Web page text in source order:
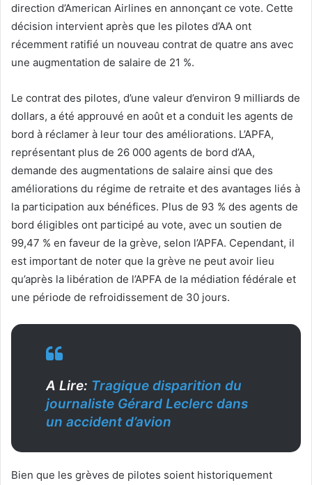
direction d’American Airlines en annonçant ce vote. Cette
décision intervient après que les pilotes d’AA ont
récemment ratifié un nouveau contrat de quatre ans avec
une augmentation de salaire de 21 %.
Le contrat des pilotes, d’une valeur d’environ 9 milliards de
dollars, a été approuvé en août et a conduit les agents de
bord à réclamer à leur tour des améliorations. L’APFA,
représentant plus de 26 000 agents de bord d’AA,
demande des augmentations de salaire ainsi que des
améliorations du régime de retraite et des avantages liés à
la participation aux bénéfices. Plus de 93 % des agents de
bord éligibles ont participé au vote, avec un soutien de
99,47 % en faveur de la grève, selon l’APFA. Cependant, il
est important de noter que la grève ne peut avoir lieu
qu’après la libération de l’APFA de la médiation fédérale et
une période de refroidissement de 30 jours.
A Lire: Tragique disparition du
journaliste Gérard Leclerc dans
un accident d’avion
Bien que les grèves de pilotes soient historiquement